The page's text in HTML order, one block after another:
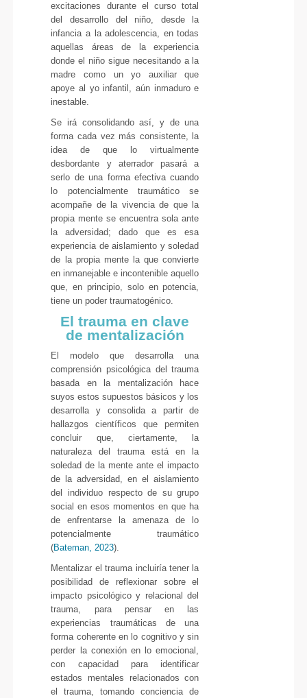
excitaciones durante el curso total
del desarrollo del niño, desde la
infancia a la adolescencia, en todas
aquellas áreas de la experiencia
donde el niño sigue necesitando a la
madre como un yo auxiliar que
apoye al yo infantil, aún inmaduro e
inestable.
Se irá consolidando así, y de una
forma cada vez más consistente, la
idea de que lo virtualmente
desbordante y aterrador pasará a
serlo de una forma efectiva cuando
lo potencialmente traumático se
acompañe de la vivencia de que la
propia mente se encuentra sola ante
la adversidad; dado que es esa
experiencia de aislamiento y soledad
de la propia mente la que convierte
en inmanejable e incontenible aquello
que, en principio, solo en potencia,
tiene un poder traumatogénico.
El trauma en clave
de mentalización
El modelo que desarrolla una
comprensión psicológica del trauma
basada en la mentalización hace
suyos estos supuestos básicos y los
desarrolla y consolida a partir de
hallazgos científicos que permiten
concluir que, ciertamente, la
naturaleza del trauma está en la
soledad de la mente ante el impacto
de la adversidad, en el aislamiento
del individuo respecto de su grupo
social en esos momentos en que ha
de enfrentarse la amenaza de lo
potencialmente traumático
(Bateman, 2023).
Mentalizar el trauma incluiría tener la
posibilidad de reflexionar sobre el
impacto psicológico y relacional del
trauma, para pensar en las
experiencias traumáticas de una
forma coherente en lo cognitivo y sin
perder la conexión en lo emocional,
con capacidad para identificar
estados mentales relacionados con
el trauma, tomando conciencia de